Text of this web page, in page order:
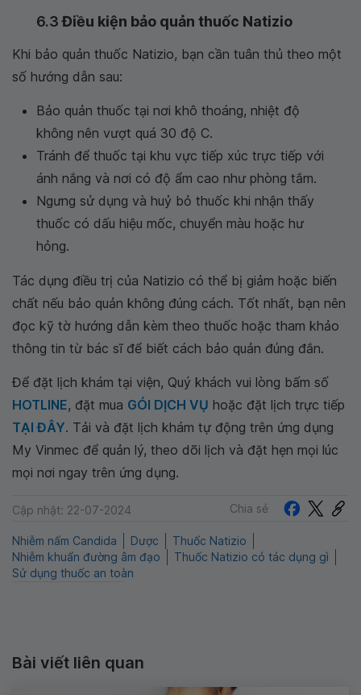
6.3Điều kiện bảo quản thuốc Natizio
Khi bảo quản thuốc Natizio, bạn cần tuân thủ theo một
số hướng dẫn sau:
Bảo quản thuốc tại nơi khô thoáng, nhiệt độ
không nên vượt quá 30 độ C.
Tránh để thuốc tại khu vực tiếp xúc trực tiếp với
ánh nắng và nơi có độ ẩm cao như phòng tắm.
Ngưng sử dụng và huỷ bỏ thuốc khi nhận thấy
thuốc có dấu hiệu mốc, chuyển màu hoặc hư
hỏng.
Tác dụng điều trị của Natizio có thể bị giảm hoặc biến
chất nếu bảo quản không đúng cách. Tốt nhất, bạn nên
đọc kỹ tờ hướng dẫn kèm theo thuốc hoặc tham khảo
thông tin từ bác sĩ để biết cách bảo quản đúng đắn.
Để đặt lịch khám tại viện, Quý khách vui lòng bấm số
HOTLINE, đặt mua GÓI DỊCH VỤ hoặc đặt lịch trực tiếp
TẠI ĐÂY. Tải và đặt lịch khám tự động trên ứng dụng
My Vinmec để quản lý, theo dõi lịch và đặt hẹn mọi lúc
mọi nơi ngay trên ứng dụng.
Cập nhật: 22-07-2024 Chia sẻ
Nhiễm nấm Candida Dược
Thuốc Natizio
Nhiễm khuẩn đường âm đạo
Thuốc Natizio có tác dụng gì
Sử dụng thuốc an toàn
Bài viết liên quan